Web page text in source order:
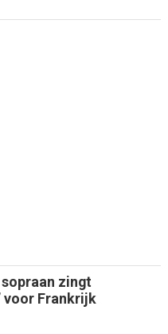
zingt
voor Frankrijk